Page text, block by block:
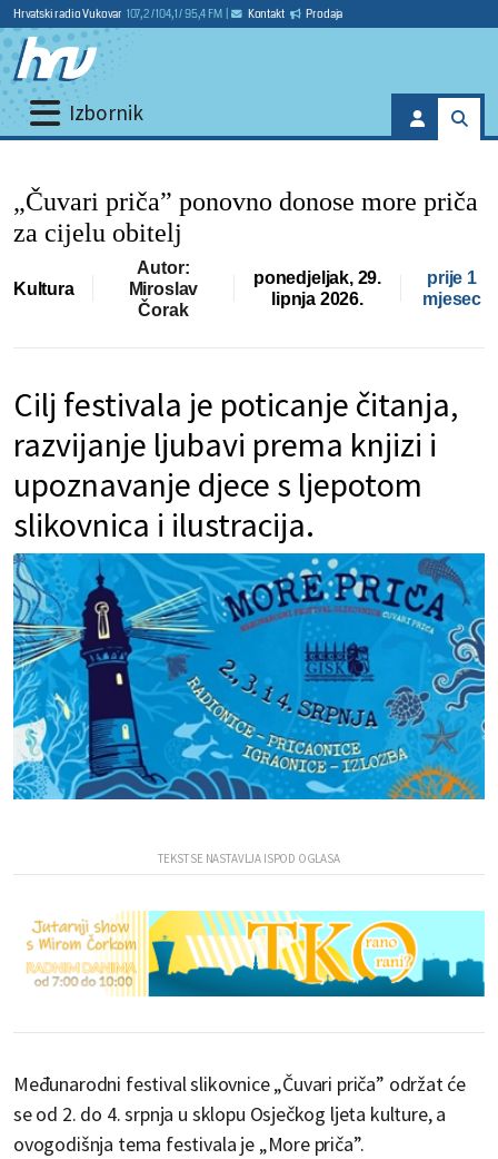
Hrvatski radio Vukovar 107,2 / 104,1 / 95,4 FM Kontakt Prodaja
Izbornik
„Čuvari priča” ponovno donose more priča
za cijelu obitelj
Kultura
Autor:
Miroslav
Čorak
ponedjeljak, 29.
lipnja 2026.
prije 1
mjesec
Cilj festivala je poticanje čitanja,
razvijanje ljubavi prema knjizi i
upoznavanje djece s ljepotom
slikovnica i ilustracija.
Međunarodni festival slikovnice „Čuvari priča” održat će
se od 2. do 4. srpnja u sklopu Osječkog ljeta kulture, a
ovogodišnja tema festivala je „More priča”.